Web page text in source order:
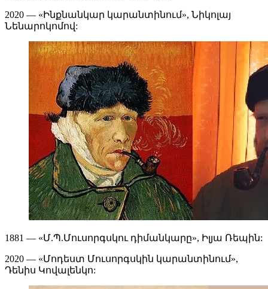
2020 — «Ինքնանկար կարանտինում», Նիկոլայ
Նենարոկոմով:
1881 — «Մ.Պ.Մուսորգսկու դիմանկարը», Իլյա Ռեպին:
2020 — «Մոդեստ Մուսորգսկին կարանտինում»,
Դենիս Կովալենկո: